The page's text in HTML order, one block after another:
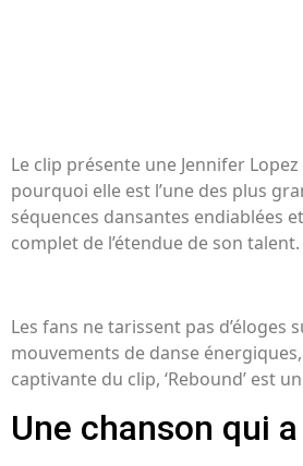
Le clip présente une Jennifer
pourquoi elle est l’une des plus
séquences dansantes endiablées
complet de l’étendue de son talent.
Les fans ne tarissent pas d’éloges
mouvements de danse
captivante du clip, ‘Rebound’ est
Une chanson qui